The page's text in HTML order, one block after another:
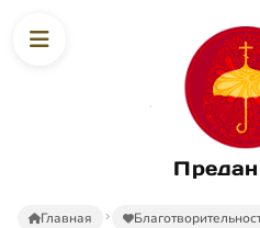
Главная